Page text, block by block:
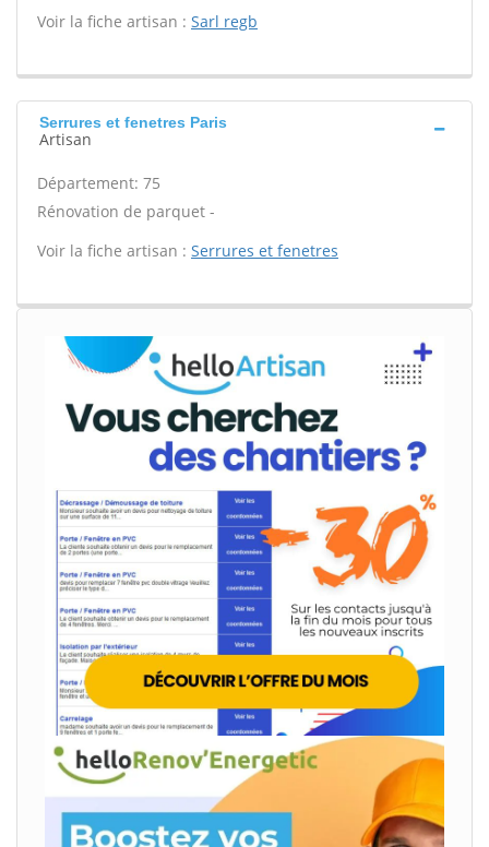
Voir la fiche artisan : Sarl regb
Serrures et fenetres Paris
Artisan
Département: 75
Rénovation de parquet -
Voir la fiche artisan : Serrures et fenetres